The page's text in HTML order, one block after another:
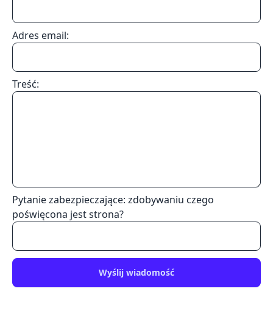
Adres email:
Treść:
Pytanie zabezpieczające: zdobywaniu czego
poświęcona jest strona?